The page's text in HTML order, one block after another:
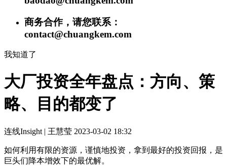
商务合作，请您联系：
contact@chuangkem.com
我知道了
大厂投资全年盘点：方向、策
略、目的都变了
连线Insight | 王慧莹 2023-03-02 18:32
如何利用有限的资源，谨慎地投资，拿到最好的投资回报，是
巨头们降本增效下的最优解。